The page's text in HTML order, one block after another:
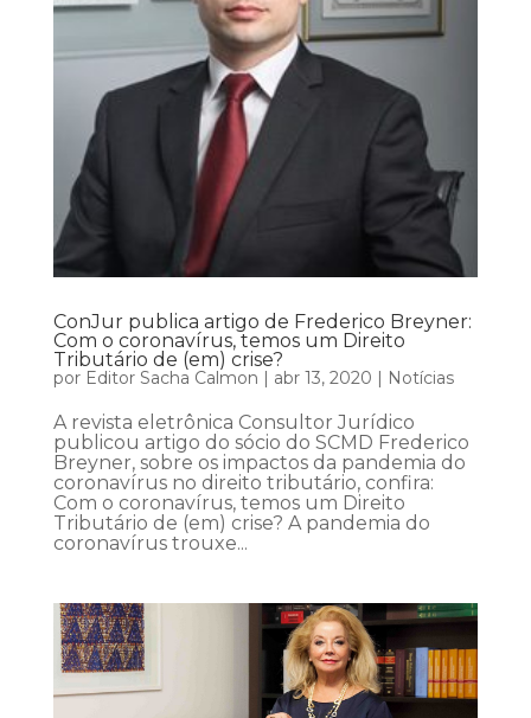
ConJur publica artigo de Frederico Breyner:
Com o coronavírus, temos um Direito
Tributário de (em) crise?
por Editor Sacha Calmon | abr 13, 2020 | Notícias
A revista eletrônica Consultor Jurídico
publicou artigo do sócio do SCMD Frederico
Breyner, sobre os impactos da pandemia do
coronavírus no direito tributário, confira:
Com o coronavírus, temos um Direito
Tributário de (em) crise? A pandemia do
coronavírus trouxe...